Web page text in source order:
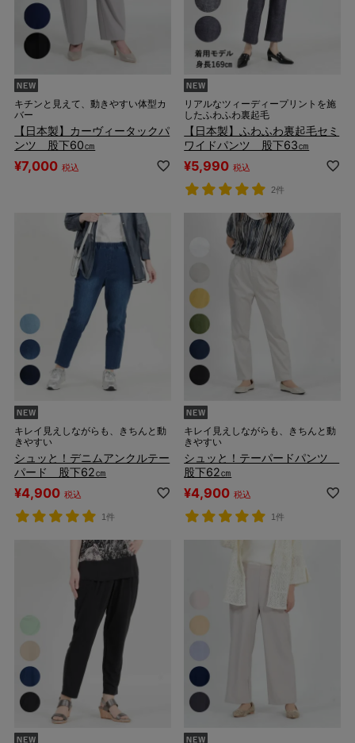
キチンと見えて、動きやすい体型カ
バー
【日本製】カーヴィータックパ
ンツ 股下60㎝
¥7,000 税込
リアルなツィーディープリントを施
したふわふわ裏起毛
【日本製】ふわふわ裏起毛セミ
ワイドパンツ 股下63㎝
¥5,990 税込
2件
キレイ見えしながらも、きちんと動
きやすい
シュッと！デニムアンクルテー
パード 股下62㎝
¥4,900 税込
1件
キレイ見えしながらも、きちんと動
きやすい
シュッと！テーパードパンツ
股下62㎝
¥4,900 税込
1件